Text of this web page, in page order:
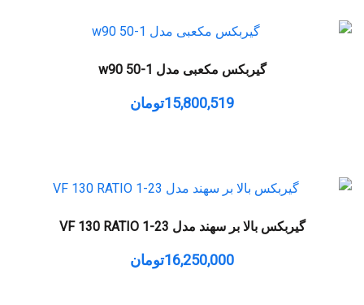
گیربکس مکعبی مدل w90 50-1
15,800,519تومان
گیربکس بالا بر سهند مدل VF 130 RATIO 1-23
16,250,000تومان